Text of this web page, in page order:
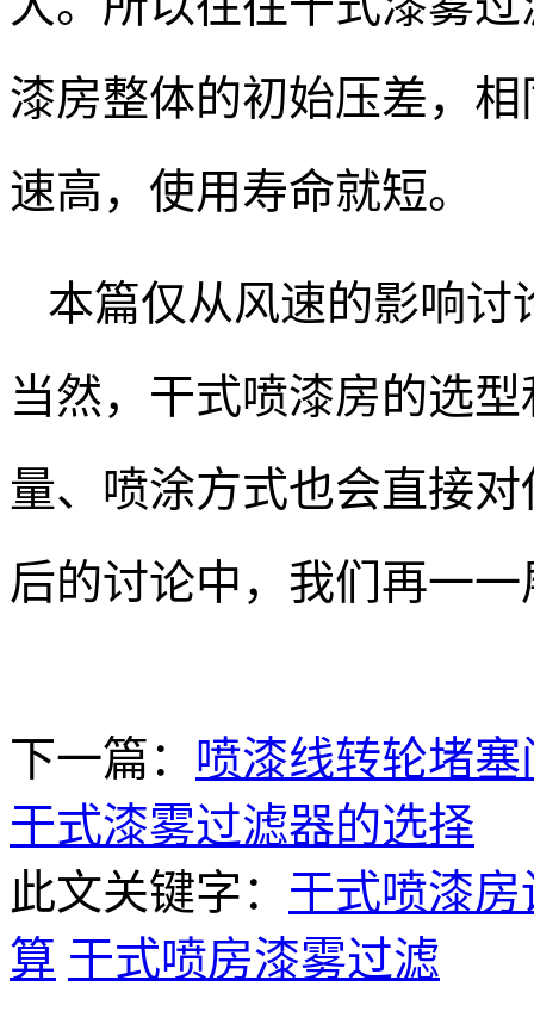
漆房整体的初始压差，
速高，使用寿命就短。
本篇仅从风速的影响讨
当然，干式喷漆房的选
量、喷涂方式也会直接
后的讨论中，我们再一
下一篇： 喷漆线转轮堵
干式漆雾过滤器的选择
此文关键字： 干式喷漆房
算 干式喷房漆雾过滤